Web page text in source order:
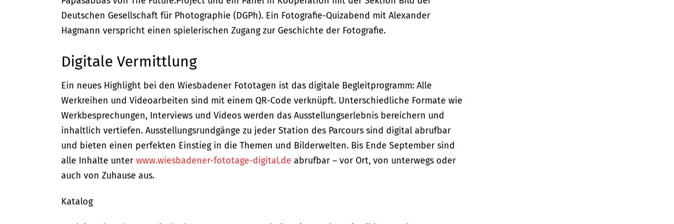
Deutschen Gesellschaft für Photographie (DGPh). Ein Fotografie-Quizabend mit Alexander
Hagmann verspricht einen spielerischen Zugang zur Geschichte der Fotografie.
Digitale Vermittlung
Ein neues Highlight bei den Wiesbadener Fototagen ist das digitale Begleitprogramm: Alle
Werkreihen und Videoarbeiten sind mit einem QR-Code verknüpft. Unterschiedliche Formate wie
Werkbesprechungen, Interviews und Videos werden das Ausstellungserlebnis bereichern und
inhaltlich vertiefen. Ausstellungsrundgänge zu jeder Station des Parcours sind digital abrufbar
und bieten einen perfekten Einstieg in die Themen und Bilderwelten. Bis Ende September sind
alle Inhalte unter www.wiesbadener-fototage-digital.de abrufbar – vor Ort, von unterwegs oder
auch von Zuhause aus.
Katalog